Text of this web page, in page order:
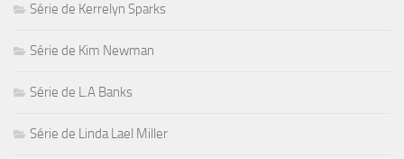
Série de Kerrelyn Sparks
Série de Kim Newman
Série de L.A Banks
Série de Linda Lael Miller